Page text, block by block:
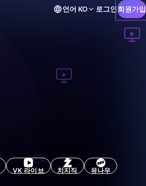
언어 KO 로그인회원가입
VK 라이브 치지직 유나우